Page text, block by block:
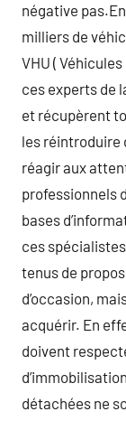
négative
milliers de
VHU (
ces experts de
et récupèrent
les réintroduire
réagir aux
professionnels
bases
ces
tenus de
d’occasion,
acquérir. En
doivent
détachées ne